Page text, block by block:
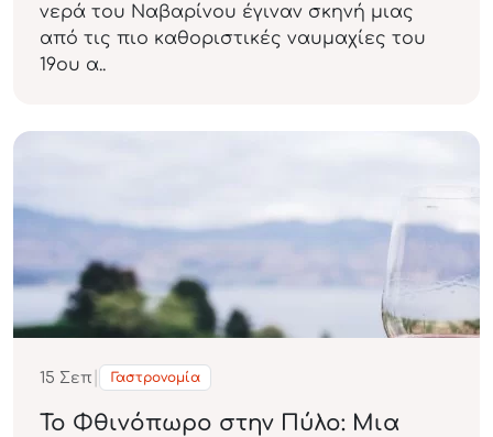
νερά του Ναβαρίνου έγιναν σκηνή μιας
από τις πιο καθοριστικές ναυμαχίες του
19ου α..
15 Σεπ Γαστρονομία
Το Φθινόπωρο στην Πύλο: Μια